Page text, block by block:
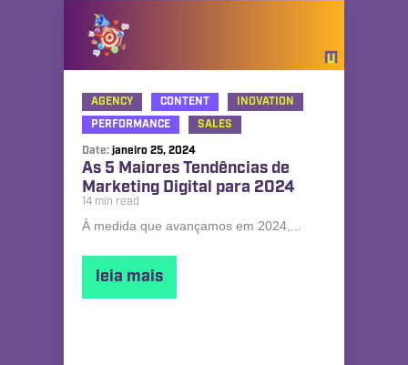
AGENCY CONTENT
INOVATION
PERFORMANCE
SALES
Date: janeiro 25, 2024
As 5 Maiores Tendências de
Marketing Digital para 2024
14 min read
À medida que avançamos em 2024,...
leia mais